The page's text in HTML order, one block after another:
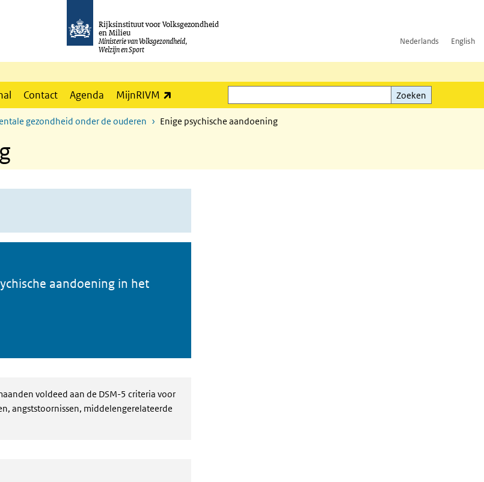
Rijksinstituut voor Volksgezondheid
en Milieu
Ministerie van Volksgezondheid,
Welzijn en Sport
Nederlands English
Contact Agenda MijnRIVM
Zoeken
Zoeken
gezondheid onder de ouderen Enige psychische aandoening
aandoening in het
voldeed aan de DSM-5 criteria voor
angststoornissen, middelengerelateerde